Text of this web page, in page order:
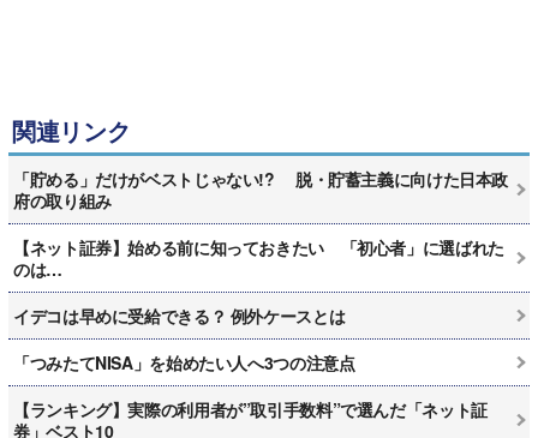
関連リンク
「貯める」だけがベストじゃない!? 脱・貯蓄主義に向けた日本政
府の取り組み
【ネット証券】始める前に知っておきたい 「初心者」に選ばれた
のは…
イデコは早めに受給できる？ 例外ケースとは
「つみたてNISA」を始めたい人へ3つの注意点
【ランキング】実際の利用者が”取引手数料”で選んだ「ネット証
券」ベスト10